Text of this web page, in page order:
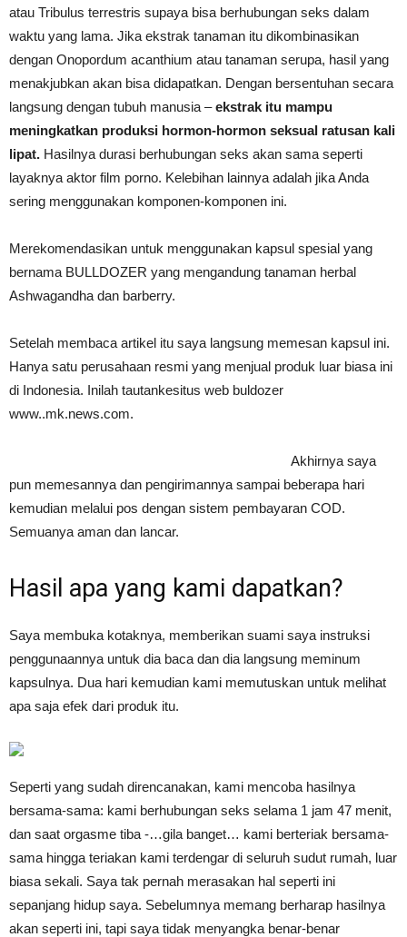
atau Tribulus terrestris supaya bisa berhubungan seks dalam
waktu yang lama. Jika ekstrak tanaman itu dikombinasikan
dengan Onopordum acanthium atau tanaman serupa, hasil yang
menakjubkan akan bisa didapatkan. Dengan bersentuhan secara
langsung dengan tubuh manusia –ekstrak itu mampu
meningkatkan produksi hormon-hormon seksual ratusan kali
lipat. Hasilnya durasi berhubungan seks akan sama seperti
layaknya aktor film porno. Kelebihan lainnya adalah jika Anda
sering menggunakan komponen-komponen ini.
Merekomendasikan untuk menggunakan kapsul spesial yang
bernama BULLDOZER yang mengandung tanaman herbal
Ashwagandha dan barberry.
Setelah membaca artikel itu saya langsung memesan kapsul ini.
Hanya satu perusahaan resmi yang menjual produk luar biasa ini
di Indonesia. Inilah tautankesitus web buldozer
www..mk.news.com.
Akhirnya saya
pun memesannya dan pengirimannya sampai beberapa hari
kemudian melalui pos dengan sistem pembayaran COD.
Semuanya aman dan lancar.
Hasil apa yang kami dapatkan?
Saya membuka kotaknya, memberikan suami saya instruksi
penggunaannya untuk dia baca dan dia langsung meminum
kapsulnya. Dua hari kemudian kami memutuskan untuk melihat
apa saja efek dari produk itu.
Seperti yang sudah direncanakan, kami mencoba hasilnya
bersama-sama: kami berhubungan seks selama 1 jam 47 menit,
dan saat orgasme tiba -…gila banget… kami berteriak bersama-
sama hingga teriakan kami terdengar di seluruh sudut rumah, luar
biasa sekali. Saya tak pernah merasakan hal seperti ini
sepanjang hidup saya. Sebelumnya memang berharap hasilnya
akan seperti ini, tapi saya tidak menyangka benar-benar